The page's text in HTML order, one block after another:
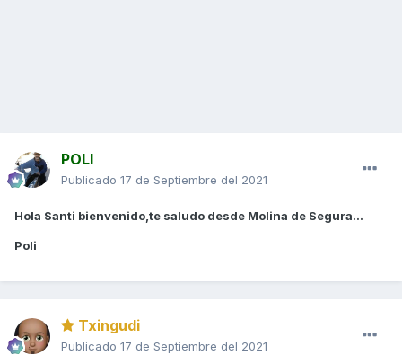
POLI
Publicado 17 de Septiembre del 2021
Hola Santi bienvenido,te saludo desde Molina de Segura...
Poli
Txingudi
Publicado 17 de Septiembre del 2021